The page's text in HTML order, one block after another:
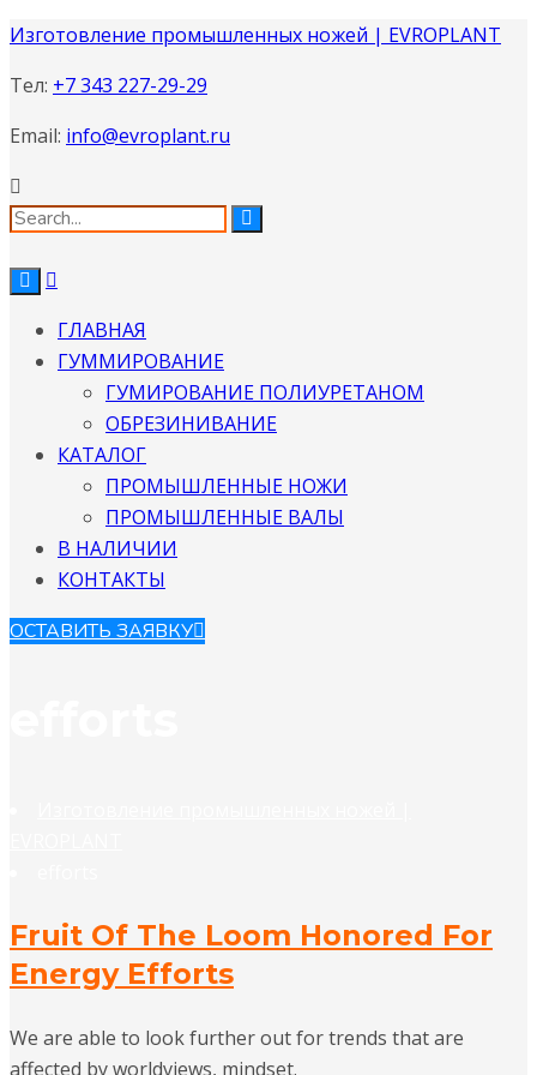
Изготовление промышленных ножей | EVROPLANT
Тел: +7 343 227-29-29
Email: info@evroplant.ru
ГЛАВНАЯ
ГУММИРОВАНИЕ
ГУМИРОВАНИЕ ПОЛИУРЕТАНОМ
ОБРЕЗИНИВАНИЕ
КАТАЛОГ
ПРОМЫШЛЕННЫЕ НОЖИ
ПРОМЫШЛЕННЫЕ ВАЛЫ
В НАЛИЧИИ
КОНТАКТЫ
ОСТАВИТЬ ЗАЯВКУ
Fruit Of The Loom Honored For
Energy Efforts
We are able to look further out for trends that are
affected by worldviews, mindset.